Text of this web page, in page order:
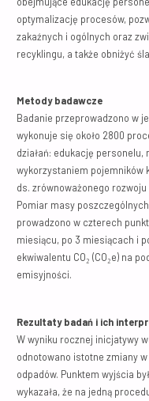
optymalizację procesów,
zakaźnych i ogólnych oraz
recyklingu, a także obniżyć
Metody badawcze
Badanie przeprowadzono w
wykonuje się około 2800
działań: edukację
wykorzystaniem pojemników
ds. zrównoważonego
Pomiar masy
prowadzono w czterech
miesiącu, po 3 miesiącach i
ekwiwalentu CO₂ (CO₂e) na
emisyjności.
Rezultaty badań i ich
W wyniku rocznej inicjatywy
odnotowano istotne zmiany
odpadów. Punktem wyjścia
wykazała, że na jedną